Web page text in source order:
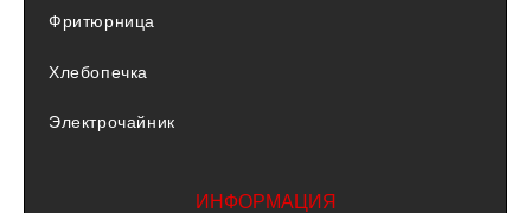
Фритюрница
Хлебопечка
Электрочайник
ИНФОРМАЦИЯ